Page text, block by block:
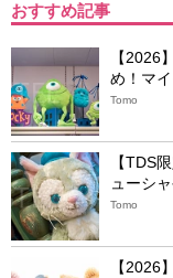
おすすめ記事
【2026
め！マ
Tomo
【TDS
ューシ
Tomo
【2026